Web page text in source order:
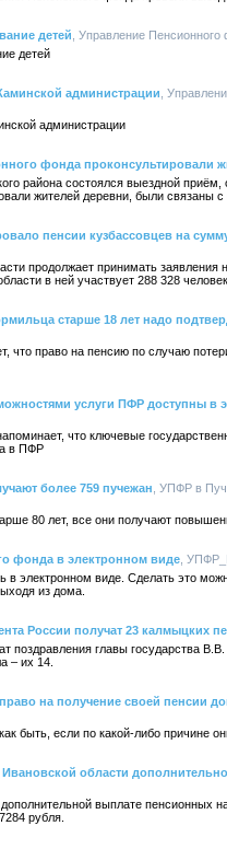
детей , Управление
детей
администрации ,
администрации
фонда проконсультировали
района состоялся выездной
жителей деревни, были связаны
пенсии кузбассовцев на
продолжает принимать заявления
в ней участвует 288 328 человек.
старше 18 лет надо
что право на пенсию по случаю
услуги ПФР доступны в
что ключевые
в ПФР
более 759 пучежан , УПФР в
80 лет, все они получают
фонда в электронном виде ,
в электронном виде. Сделать это
из дома.
России получат 23 калмыцких
поздравления главы государства
– их 14.
на получение своей пенсии
быть, если по какой-либо причине
области
выплате пенсионных
рубля.